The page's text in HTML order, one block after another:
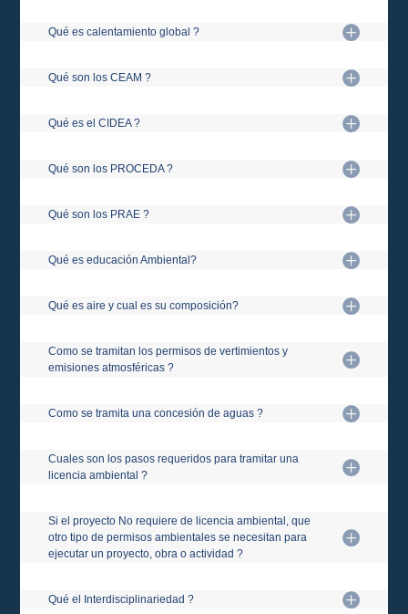
Qué es calentamiento global ?
Qué son los CEAM ?
Qué es el CIDEA ?
Qué son los PROCEDA ?
Qué son los PRAE ?
Qué es educación Ambiental?
Qué es aire y cual es su composición?
Como se tramitan los permisos de vertimientos y
emisiones atmosféricas ?
Como se tramita una concesión de aguas ?
Cuales son los pasos requeridos para tramitar una
licencia ambiental ?
Si el proyecto No requiere de licencia ambiental, que
otro tipo de permisos ambientales se necesitan para
ejecutar un proyecto, obra o actividad ?
Qué el Interdisciplinariedad ?